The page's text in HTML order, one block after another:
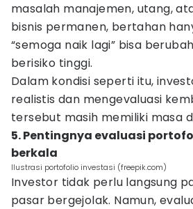
masalah manajemen, utang,
bisnis permanen, bertahan
“semoga naik lagi” bisa
berisiko tinggi.
Dalam kondisi seperti itu,
realistis dan mengevaluasi
tersebut masih memiliki masa
5. Pentingnya evaluasi
berkala
Ilustrasi portofolio investasi (freepik.com)
Investor tidak perlu langsung
pasar bergejolak. Namun,